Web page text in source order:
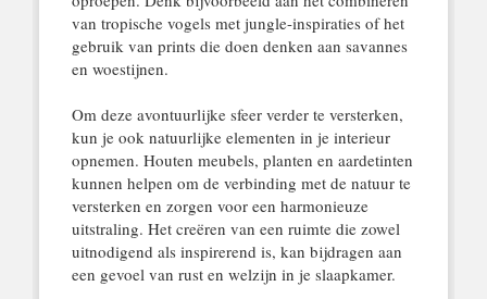
van tropische vogels met jungle-inspiraties of het
gebruik van prints die doen denken aan savannes
en woestijnen.
Om deze avontuurlijke sfeer verder te versterken,
kun je ook natuurlijke elementen in je interieur
opnemen. Houten meubels, planten en aardetinten
kunnen helpen om de verbinding met de natuur te
versterken en zorgen voor een harmonieuze
uitstraling. Het creëren van een ruimte die zowel
uitnodigend als inspirerend is, kan bijdragen aan
een gevoel van rust en welzijn in je slaapkamer.